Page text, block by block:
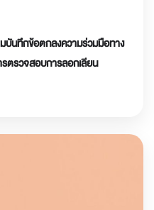
บันทึกข้อตกลงความร่วมมือทาง
ตรวจสอบการลอกเลียน